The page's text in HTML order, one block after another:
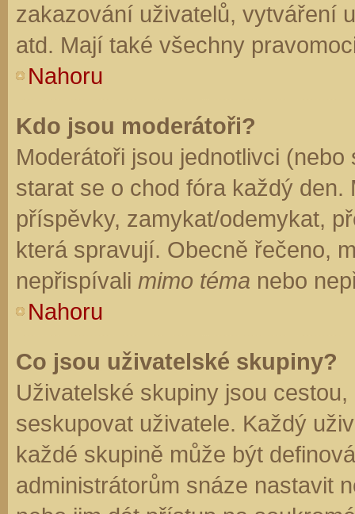
zakazování uživatelů, vytváření
atd. Mají také všechny
Nahoru
Kdo jsou moderátoři?
Moderátoři jsou jednotlivci
starat se o chod fóra každý
příspěvky, zamykat/odemykat,
která spravují. Obecně řečeno,
nepřispívali mimo téma nebo
Nahoru
Co jsou uživatelské skupiny?
Uživatelské skupiny jsou
seskupovat uživatele. Každý
každé skupině může být
administrátorům snáze nastavit